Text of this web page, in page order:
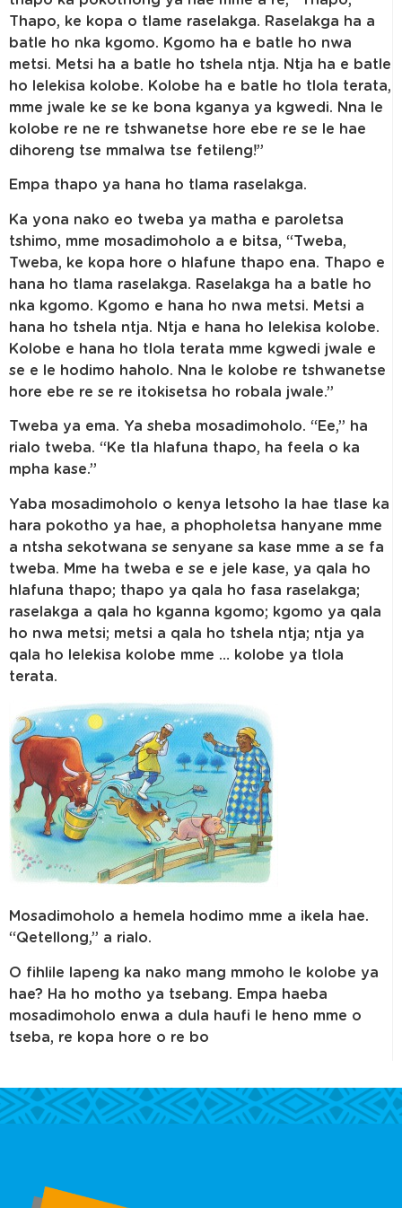
Thapo, ke kopa o tlame raselakga. Raselakga ha a
batle ho nka kgomo. Kgomo ha e batle ho nwa
metsi. Metsi ha a batle ho tshela ntja. Ntja ha e batle
ho lelekisa kolobe. Kolobe ha e batle ho tlola terata,
mme jwale ke se ke bona kganya ya kgwedi. Nna le
kolobe re ne re tshwanetse hore ebe re se le hae
dihoreng tse mmalwa tse fetileng!”
Empa thapo ya hana ho tlama raselakga.
Ka yona nako eo tweba ya matha e paroletsa
tshimo, mme mosadimoholo a e bitsa, “Tweba,
Tweba, ke kopa hore o hlafune thapo ena. Thapo e
hana ho tlama raselakga. Raselakga ha a batle ho
nka kgomo. Kgomo e hana ho nwa metsi. Metsi a
hana ho tshela ntja. Ntja e hana ho lelekisa kolobe.
Kolobe e hana ho tlola terata mme kgwedi jwale e
se e le hodimo haholo. Nna le kolobe re tshwanetse
hore ebe re se re itokisetsa ho robala jwale.”
Tweba ya ema. Ya sheba mosadimoholo. “Ee,” ha
rialo tweba. “Ke tla hlafuna thapo, ha feela o ka
mpha kase.”
Yaba mosadimoholo o kenya letsoho la hae tlase ka
hara pokotho ya hae, a phopholetsa hanyane mme
a ntsha sekotwana se senyane sa kase mme a se fa
tweba. Mme ha tweba e se e jele kase, ya qala ho
hlafuna thapo; thapo ya qala ho fasa raselakga;
raselakga a qala ho kganna kgomo; kgomo ya qala
ho nwa metsi; metsi a qala ho tshela ntja; ntja ya
qala ho lelekisa kolobe mme … kolobe ya tlola
terata.
Mosadimoholo a hemela hodimo mme a ikela hae.
“Qetellong,” a rialo.
O fihlile lapeng ka nako mang mmoho le kolobe ya
hae? Ha ho motho ya tsebang. Empa haeba
mosadimoholo enwa a dula haufi le heno mme o
tseba, re kopa hore o re bo